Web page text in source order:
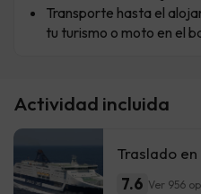
Transporte hasta el
tu turismo o moto en el
Actividad incluida
Traslado
7.6 Ver 956